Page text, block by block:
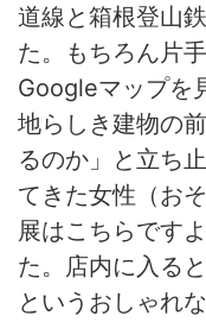
道線と箱根登山
た。もちろん片
Googleマップを
地らしき建物の
るのか」と立ち
てきた女性（お
展はこちらです
た。店内に入る
というおしゃれ